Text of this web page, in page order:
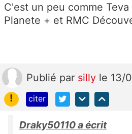
C'est un peu comme
Planete + et RMC
Publié par silly le 13/
!
citer
Draky50110 a écrit